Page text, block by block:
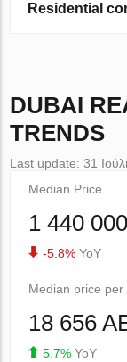
Residential
DUBAI
TRENDS
Last update: 31
Median Price
1 440
-5.8% YoY
Median price per
18 656
5.7% YoY